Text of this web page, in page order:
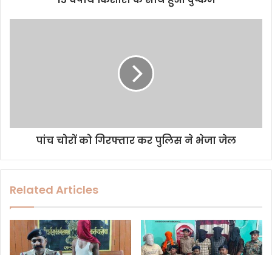
पांच चोरों को गिरफ्तार कर पुलिस ने भेजा जेल
Related Articles